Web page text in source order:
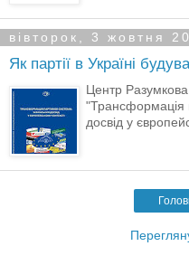
вівторок, 3 жовтня
Як партії в Україні
Центр Разумкова
"Трансформація
досвід у